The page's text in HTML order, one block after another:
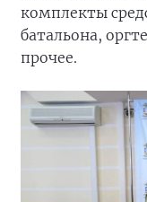
комплекты
батальона,
прочее.